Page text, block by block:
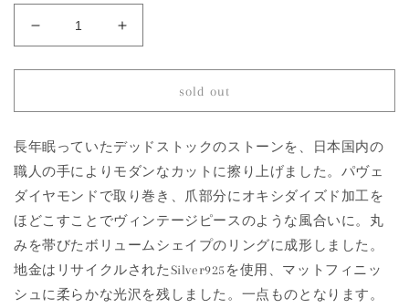
Pyrite
in
|
of
a
Kind
Canan
Pinky
Ring
の
数
935
Pyrite
in
|
of
a
Kind
Canan
Pinky
Ring
の
数
sold out
長年眠っていたデッドストックのストーンを、日本国内の
職人の手によりモダンなカットに擦り上げました。パヴェ
ダイヤモンドで取り巻き、爪部分にオキシダイズド加工を
ほどこすことでヴィンテージピースのような風合いに。丸
みを帯びたボリュームシェイプのリングに成形しました。
地金はリサイクルされたSilver925を使用、マットフィニッ
シュに柔らかな光沢を残しました。一点ものとなります。